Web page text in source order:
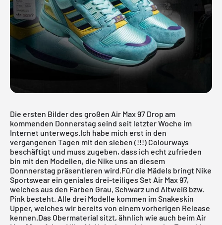
Die ersten Bilder des großen Air Max97 Drop am
kommenden Donnerstag seind seit letzter Woche im
Internet unterwegs.Ich habe mich erst in den
vergangenen Tagen mit den sieben (!!!) Colourways
beschäftigt und muss zugeben, dass ich echt zufrieden
bin mit den Modellen, die Nike uns an diesem
Donnnerstag präsentieren wird.Für die Mädels bringt Nike
Sportswear ein geniales drei-teiliges Set Air Max 97,
welches aus den Farben Grau, Schwarz und Altweiß bzw.
Pink besteht. Alle drei Modelle kommen imSnakeskin
Upper, welches wir bereits von einem vorherigen Release
kennen.Das Obermaterial sitzt, ähnlich wie auch beim Air